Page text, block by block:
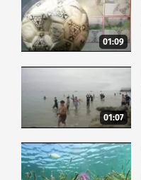
01:09
01:07